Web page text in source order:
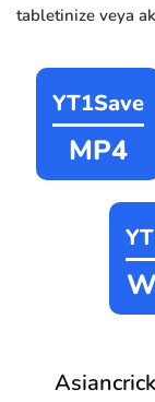
tabletinize veya
YT1Save
MP4